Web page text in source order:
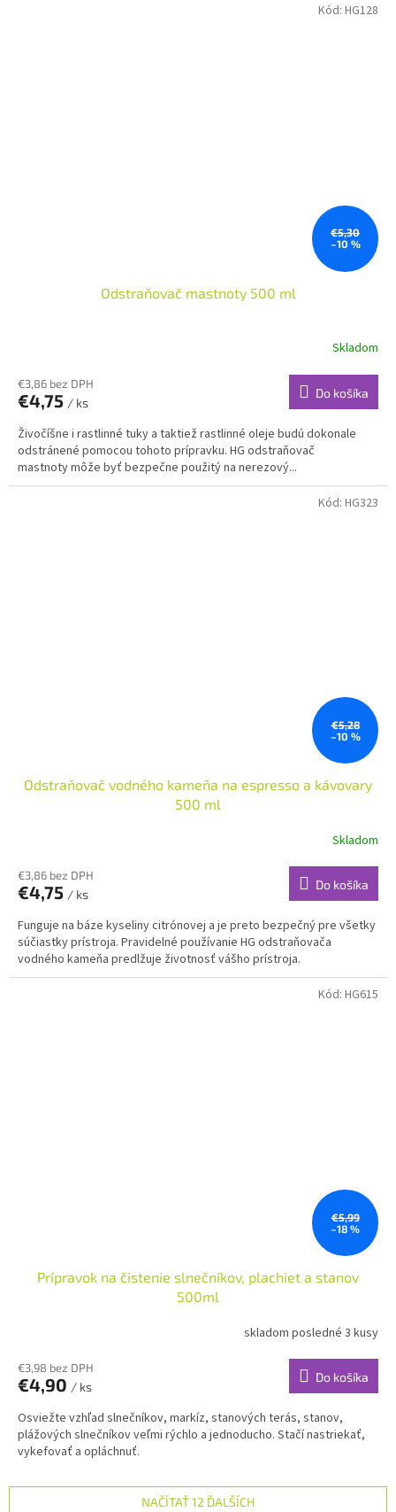
€5,30
–10 %
Odstraňovač mastnoty 500 ml
Skladom
€3,86 bez DPH
€4,75 / ks
Do košíka
Živočíšne i rastlinné tuky a taktiež rastlinné oleje budú dokonale
odstránené pomocou tohoto prípravku. HG odstraňovač
mastnoty môže byť bezpečne použitý na nerezový...
Kód: HG128
€5,28
–10 %
Odstraňovač vodného kameňa na espresso a kávovary
500 ml
Skladom
€3,86 bez DPH
€4,75 / ks
Do košíka
Funguje na báze kyseliny citrónovej a je preto bezpečný pre všetky
súčiastky prístroja. Pravidelné používanie HG odstraňovača
vodného kameňa predlžuje životnosť vášho prístroja.
Kód: HG323
€5,99
–18 %
Prípravok na čistenie slnečníkov, plachiet a stanov
500ml
skladom posledné 3 kusy
€3,98 bez DPH
€4,90 / ks
Do košíka
Osviežte vzhľad slnečníkov, markíz, stanových terás, stanov,
plážových slnečníkov veľmi rýchlo a jednoducho. Stačí nastriekať,
vykefovať a opláchnuť.
Kód: HG615
NAČÍTAŤ 12 ĎALŠÍCH